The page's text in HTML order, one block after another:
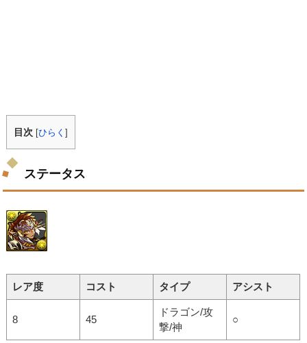
目次 [ひらく]
ステータス
レア度 コスト タイプ アシスト
8 45
ドラゴン/攻
撃/神
○